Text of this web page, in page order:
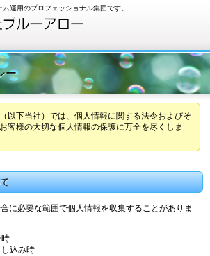
運用のプロフェッショナル集団です。
ー
以下当社）では、個人情報に関する法令およびそ
客様の大切な個人情報の保護に万全を尽くしま
に必要な範囲で個人情報を収集することがありま
込み時